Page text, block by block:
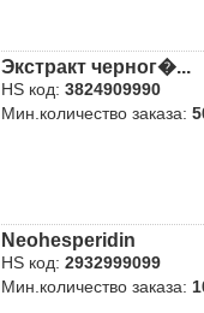
Экстракт черног�...
HS код:3824909990
Мин.количество заказа:
Neohesperidin
HS код:2932999099
Мин.количество заказа: